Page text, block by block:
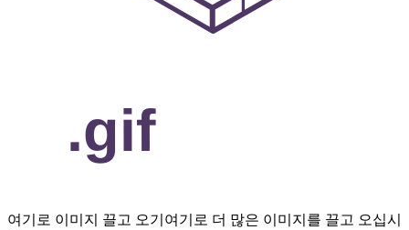
여기로 이미지 끌고 오기 여기로 더 많은 이미지를 끌고 오십시